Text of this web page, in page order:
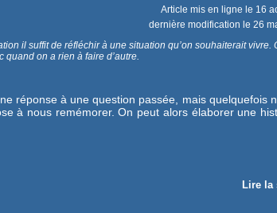
Article mis en ligne le 16
dernière modification le 26
il suffit de réfléchir à une situation qu’on souhaiterait vivre.
on a rien à faire d’autre.
réponse à une question passée, mais quelquefois
à nous remémorer. On peut alors élaborer une
Lire la